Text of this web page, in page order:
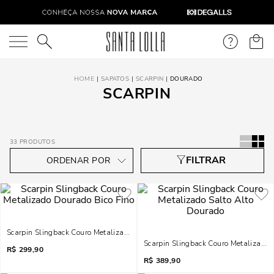
O que você está procurando?
SAPATOS SCARPIN DOURADO
SCARPIN
33 PRODUTOS
Scarpin Slingback Couro Metalizado Dourado Bico Fino
R$ 299,90
Scarpin Slingback Couro Metalizado
R$ 389,90